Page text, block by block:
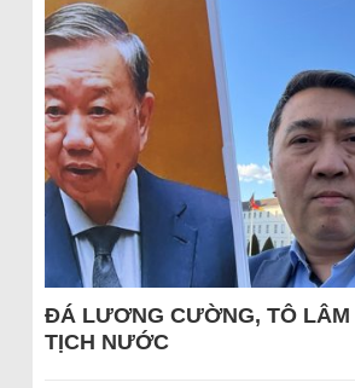
ĐÁ LƯƠNG CƯỜNG, TÔ LÂM
TỊCH NƯỚC